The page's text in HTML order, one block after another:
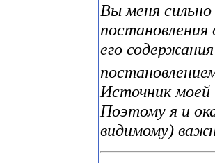
Вы меня
его
Источник моей
Поэтому я и
видимому)